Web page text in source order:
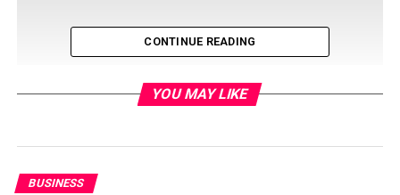
CONTINUE READING
YOU MAY LIKE
BUSINESS